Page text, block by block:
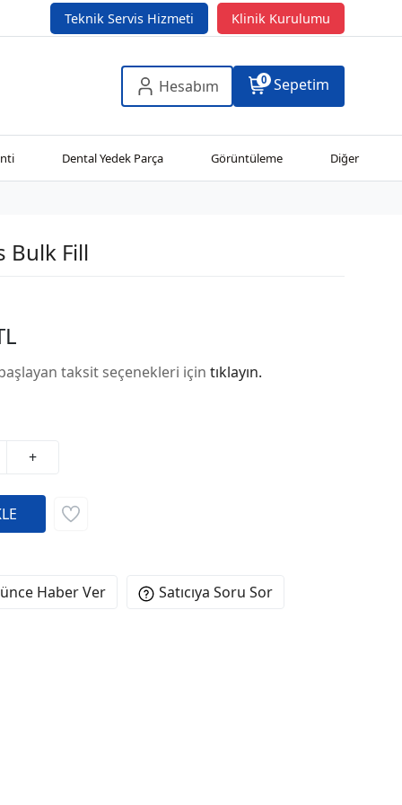
Teknik Servis Hizmeti Klinik Kurulumu
Hesabım 0 Sepetim
Dental Yedek Parça Görüntüleme Diğer
Bulk Fill
taksit seçenekleri içintıklayın.
+
Haber Ver Satıcıya Soru Sor